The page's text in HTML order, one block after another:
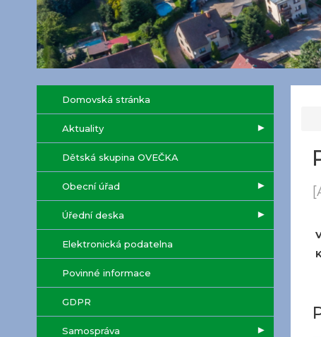
Domovská stránka
Aktuality
Dětská skupina OVEČKA
Obecní úřad
Úřední deska
Elektronická podatelna
Povinné informace
GDPR
Samospráva